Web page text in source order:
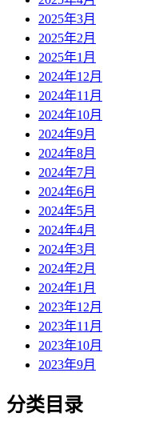
2025年3月
2025年2月
2025年1月
2024年12月
2024年11月
2024年10月
2024年9月
2024年8月
2024年7月
2024年6月
2024年5月
2024年4月
2024年3月
2024年2月
2024年1月
2023年12月
2023年11月
2023年10月
2023年9月
分类目录